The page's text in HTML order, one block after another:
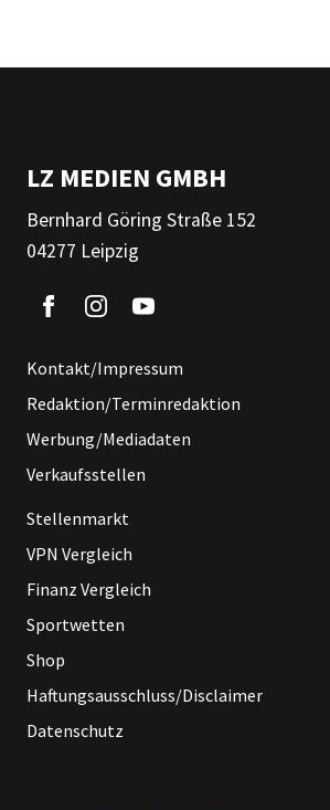
LZ MEDIEN GMBH
Bernhard Göring Straße 152
04277 Leipzig
Kontakt/Impressum
Redaktion/Terminredaktion
Werbung/Mediadaten
Verkaufsstellen
Stellenmarkt
VPN Vergleich
Finanz Vergleich
Sportwetten
Shop
Haftungsausschluss/Disclaimer
Datenschutz